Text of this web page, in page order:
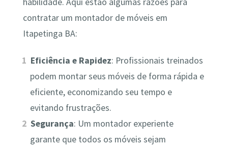
contratar um montador de móveis em
Itapetinga BA:
Eficiência e Rapidez: Profissionais treinados
podem montar seus móveis de forma rápida e
eficiente, economizando seu tempo e
evitando frustrações.
Segurança: Um montador experiente
garante que todos os móveis sejam